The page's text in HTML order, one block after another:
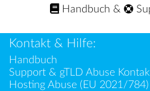
Handbuch &
Kontakt & Hilfe:
Handbuch
Support & gTLD Abuse
Hosting Abuse (EU 2021/784)